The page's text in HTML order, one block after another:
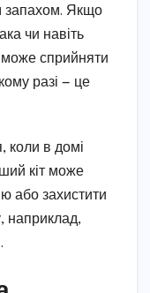
запахом. Якщо
чи навіть
сприйняти
разі — це
коли в домі
кіт може
або захистити
наприклад,